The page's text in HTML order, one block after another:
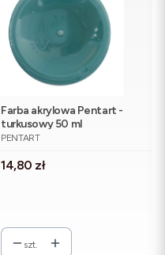
Farba akrylowa Pentart -
turkusowy 50 ml
PRODUCENT
PENTART
Cena
14,80 zł
szt.